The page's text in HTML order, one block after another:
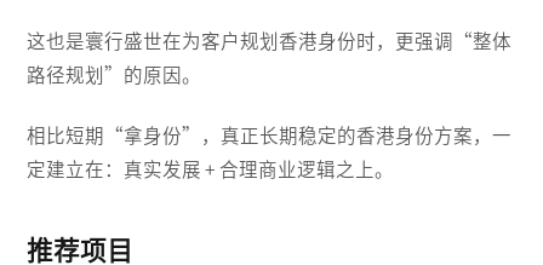
这也是寰行盛世在为客户规划香港身份时，更强调“整体
路径规划”的原因。
相比短期“拿身份”，真正长期稳定的香港身份方案，一
定建立在：真实发展 + 合理商业逻辑之上。
推荐项目